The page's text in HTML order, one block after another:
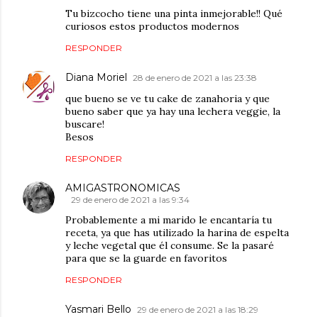
Tu bizcocho tiene una pinta inmejorable!! Qué
curiosos estos productos modernos
RESPONDER
Diana Moriel 28 de enero de 2021 a las 23:38
que bueno se ve tu cake de zanahoria y que
bueno saber que ya hay una lechera veggie, la
buscare!
Besos
RESPONDER
AMIGASTRONOMICAS
29 de enero de 2021 a las 9:34
Probablemente a mi marido le encantaría tu
receta, ya que has utilizado la harina de espelta
y leche vegetal que él consume. Se la pasaré
para que se la guarde en favoritos
RESPONDER
Yasmari Bello 29 de enero de 2021 a las 18:29